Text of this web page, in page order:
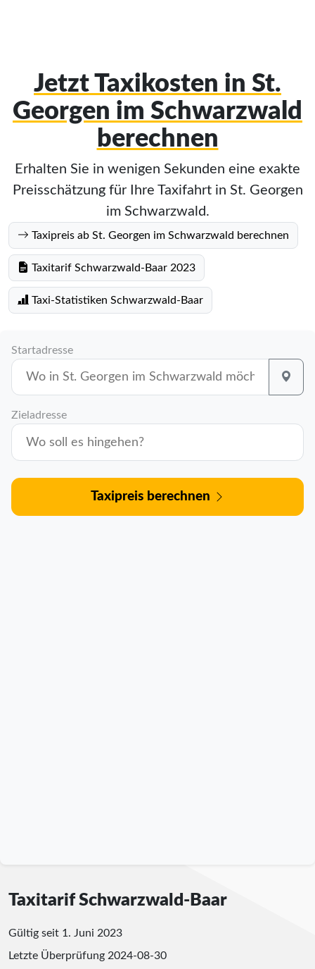
Jetzt Taxikosten in St.
Georgen im Schwarzwald
berechnen
Erhalten Sie in wenigen Sekunden eine exakte
Preisschätzung für Ihre Taxifahrt in St. Georgen
im Schwarzwald.
Taxipreis ab St. Georgen im Schwarzwald berechnen
Taxitarif Schwarzwald-Baar 2023
Taxi-Statistiken Schwarzwald-Baar
Startadresse
Zieladresse
Taxipreis berechnen
Taxitarif Schwarzwald-Baar
Gültig seit 1. Juni 2023
Letzte Überprüfung 2024-08-30